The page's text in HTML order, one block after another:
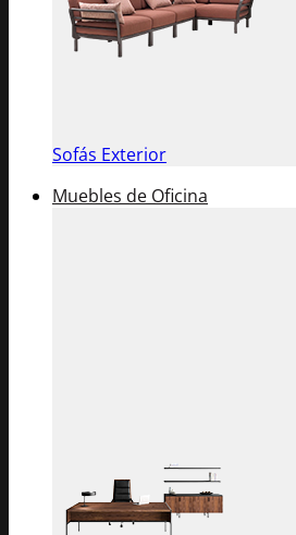
Sofás Exterior
Muebles de Oficina